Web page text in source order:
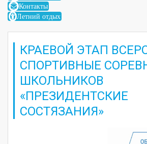
Контакты
Летний отдых
КРАЕВОЙ ЭТАП
СПОРТИВНЫЕ
ШКОЛЬНИКОВ
«ПРЕЗИДЕНТСКИЕ
СОСТЯЗАНИЯ»